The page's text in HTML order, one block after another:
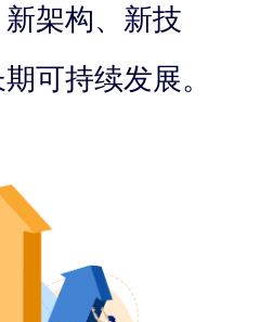
架构、新技
可持续发展。